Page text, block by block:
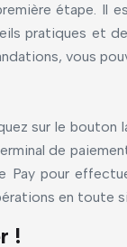
étape.
pratiques et
vous
sur le
de
Pay pour
en toute
!